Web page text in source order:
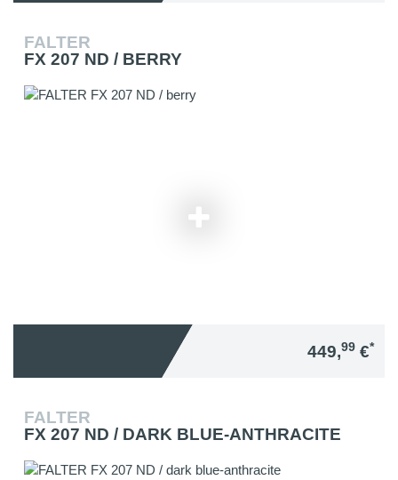
FALTER
FX 207 ND / BERRY
449,99 €*
FALTER
FX 207 ND / DARK BLUE-ANTHRACITE